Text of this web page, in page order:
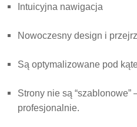
Intuicyjna nawigacja
Nowoczesny design i
Są optymalizowane pod
Strony nie są “szablonowe”
profesjonalnie.